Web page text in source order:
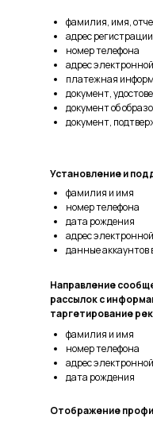
фамилия, имя,
адрес регистрации
номер телефона
адрес
платежная
документ,
документ об
документ,
фамилия и имя
номер телефона
дата рождения
адрес
данные аккаунтов
Установление и
фамилия и имя
номер телефона
адрес
дата рождения
Направление
рассылок с
таргетирование
Отображение